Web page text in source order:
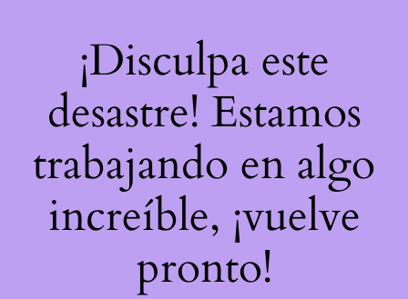
¡Disculpa este
desastre! Estamos
trabajando en algo
increíble, ¡vuelve
pronto!